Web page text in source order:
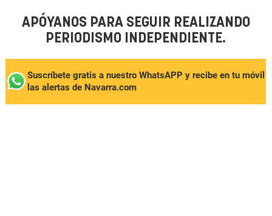
APÓYANOS PARA SEGUIR REALIZANDO
PERIODISMO INDEPENDIENTE.
Suscríbete gratis a nuestro WhatsAPP y recibe en tu móvil
las alertas de Navarra.com